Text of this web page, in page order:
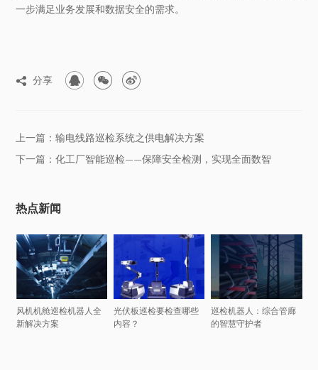
一步满足业务发展和数据安全的需求。
 分享   
上一篇：输电线路巡检系统之供电解决方案
下一篇：化工厂智能巡检——保障安全检测，实现全面数智
热点新闻
风机机舱巡检机器人全
新解决方案
光伏板巡检要检查哪些
内容？
巡检机器人：综合管廊
的智慧守护者